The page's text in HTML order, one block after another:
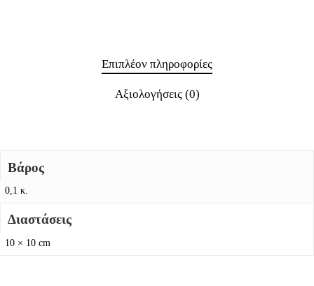
Επιπλέον πληροφορίες
Αξιολογήσεις (0)
Βάρος
0,1 κ.
Διαστάσεις
10 × 10 cm